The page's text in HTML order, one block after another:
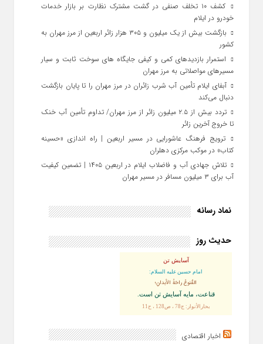
کشف ۱۰ تخلف صنفی در گشت مشترک نظارت بر بازار خدمات
خودرو در ایلام
بازگشت بیش از یک میلیون و ۳۰۵ هزار زائر اربعین از مرز مهران به
کشور
استمرار بازدیدهای کمی و کیفی جایگاه‌ های سوخت ثابت و سیار
مسیرهای مواصلاتی به مرز مهران
آبفای ایلام تأمین آب شرب زائران در مرز مهران را تا پایان بازگشت
دنبال می‌کند
تردد بیش از ۲.۵ میلیون زائر از مرز مهران/ تداوم تأمین آب خنک
تا خروج آخرین زائر
ترویج فرهنگ عاشورایی در مسیر اربعین | راه‌ اندازی «حسینه
کتاب» در موکب مرکزی دهلران
تلاش جهادی آب و فاضلاب ایلام در اربعین ۱۴۰۵ | تضمین کیفیت
آب برای ۳ میلیون مسافر در مسیر مهران
نماد رسانه
حدیث روز
آسایش تن
امام حسین علیه السلام:
القُنوعُ راحَةُ الأبدانِ؛
قناعت، مايه آسايش تن است.
بحارالأنوار: ج78 ، ص128 ، ح11
اخبار اقتصادی